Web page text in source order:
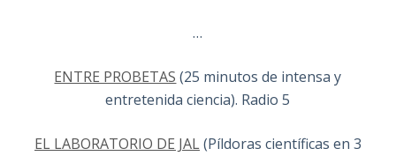
…
ENTRE PROBETAS (25 minutos de intensa y
entretenida ciencia). Radio 5
EL LABORATORIO DE JAL(Píldoras científicas en 3